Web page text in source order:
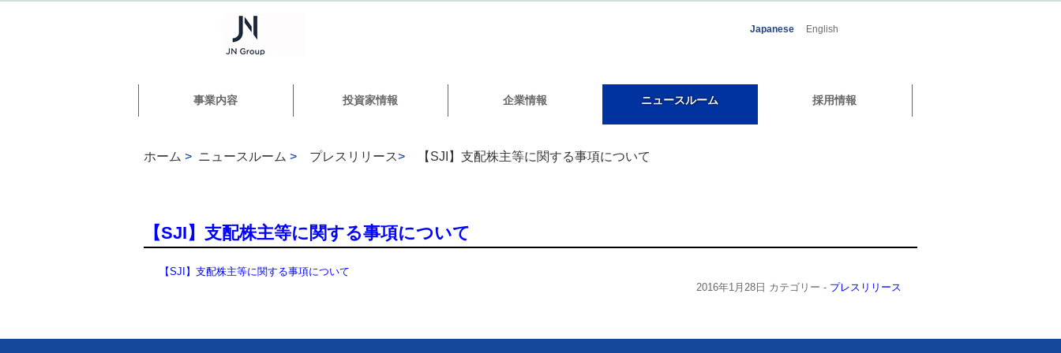
Japanese English
事業内容 投資家情報 企業情報 ニュースルーム 採用情報
ホーム > ニュースルーム > プレスリリース> 【SJI】支配株主等に関する事項について
【SJI】支配株主等に関する事項について
【SJI】支配株主等に関する事項について
2016年1月28日 カテゴリー - プレスリリース